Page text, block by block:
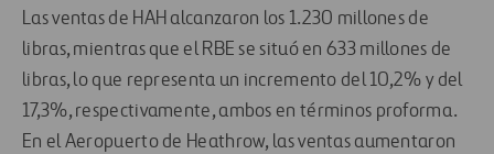
Las ventas de HAH alcanzaron los 1.230 millones de
libras, mientras que el RBE se situó en 633 millones de
libras, lo que representa un incremento del 10,2% y del
17,3%, respectivamente, ambos en términos proforma.
En el Aeropuerto de Heathrow, las ventas aumentaron